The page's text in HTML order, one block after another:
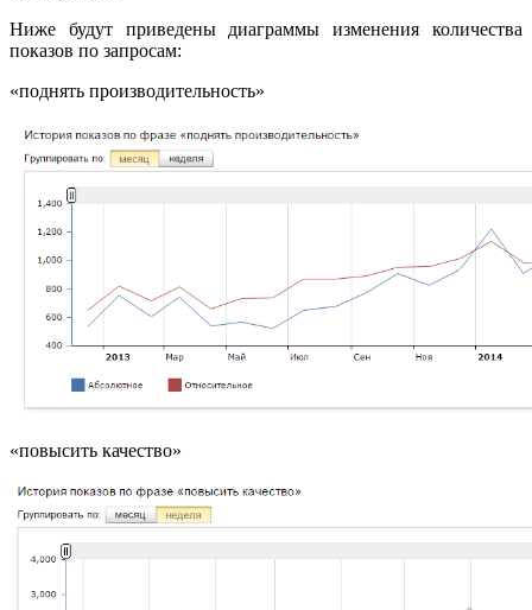
Ниже будут приведены диаграммы изменения количества
показов по запросам:
«поднять производительность»
«повысить качество»